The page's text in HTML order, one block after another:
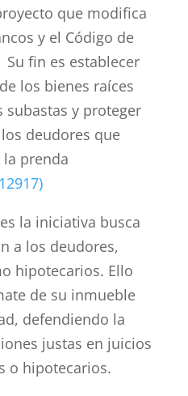
que modifica
y el Código de
fin es establecer
los bienes raíces
y proteger
deudores que
prenda
la iniciativa busca
a los deudores,
hipotecarios. Ello
de su inmueble
defendiendo la
justas en juicios
o hipotecarios.